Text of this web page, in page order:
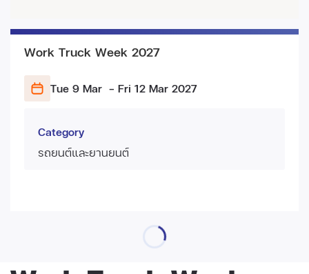
Work Truck Week 2027
Tue 9 Mar - Fri 12 Mar 2027
Category
รถยนต์และยานยนต์